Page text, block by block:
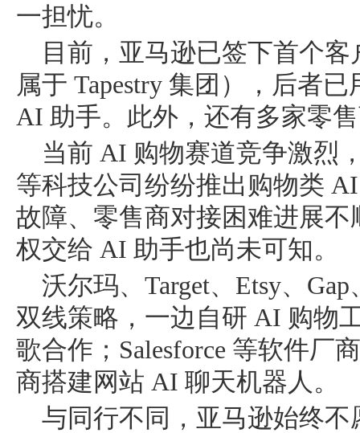
一担忧。
目前，亚马逊已签下首个客
属于 Tapestry 集团），后者
AI 助手。此外，还有多家零
当前 AI 购物赛道竞争激烈
等科技公司纷纷推出购物类
故障、零售商对接困难进展
权交给 AI 助手也尚未可知。
沃尔玛、Target、Etsy、
双线策略，一边自研 AI 购物
歌合作；Salesforce 等软件厂
商搭建网站 AI 聊天机器人。
与同行不同，亚马逊始终